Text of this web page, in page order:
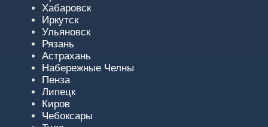
Хабаровск
Иркутск
Ульяновск
Рязань
Астрахань
Набережные Челны
Пенза
Липецк
Киров
Чебоксары